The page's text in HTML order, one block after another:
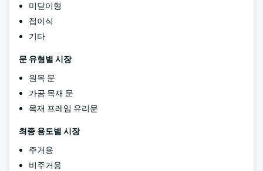
미닫이형
접이식
기타
문 유형별 시장
원목 문
가공 목재 문
목재 프레임 유리문
최종 용도별 시장
주거용
비주거용